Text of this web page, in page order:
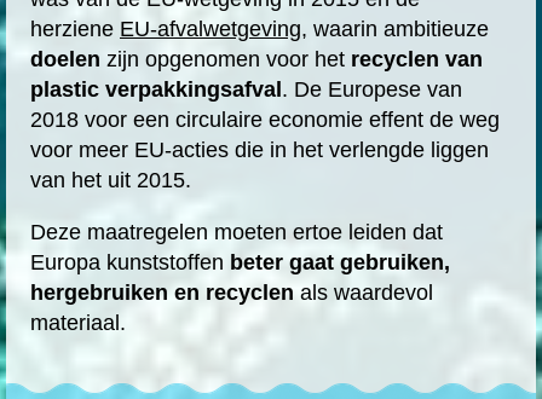
herziene EU-afvalwetgeving, waarin ambitieuze
doelen zijn opgenomen voor het recyclen van
plastic verpakkingsafval. De Europese van
2018 voor een circulaire economie effent de weg
voor meer EU-acties die in het verlengde liggen
van het uit 2015.
Deze maatregelen moeten ertoe leiden dat
Europa kunststoffen beter gaat gebruiken,
hergebruiken en recyclen als waardevol
materiaal.